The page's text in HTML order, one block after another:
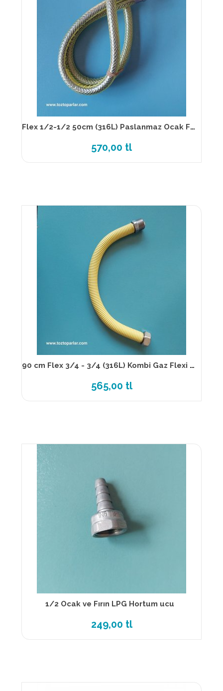
Flex 1/2-1/2 50cm (316L) Paslanmaz Ocak Flexi TS EN 14800
570,00 tl
90 cm Flex 3/4 - 3/4 (316L) Kombi Gaz Flexi TS 13890
565,00 tl
1/2 Ocak ve Fırın LPG Hortum ucu
249,00 tl